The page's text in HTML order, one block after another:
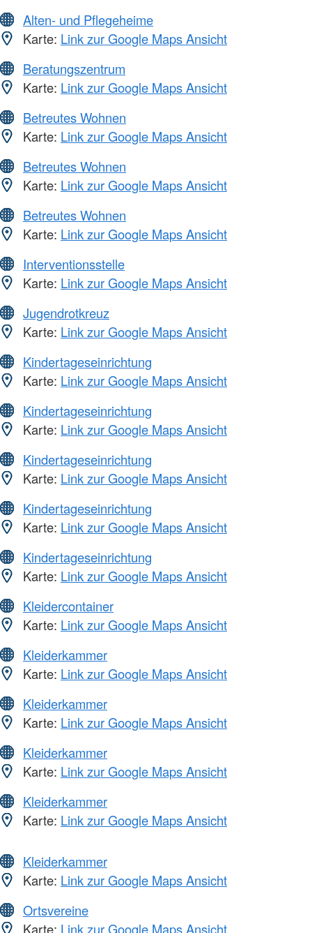
Alten- und Pflegeheime
Karte: Link zur Google Maps Ansicht
Beratungszentrum
Karte: Link zur Google Maps Ansicht
Betreutes Wohnen
Karte: Link zur Google Maps Ansicht
Betreutes Wohnen
Karte: Link zur Google Maps Ansicht
Betreutes Wohnen
Karte: Link zur Google Maps Ansicht
Interventionsstelle
Karte: Link zur Google Maps Ansicht
Jugendrotkreuz
Karte: Link zur Google Maps Ansicht
Kindertageseinrichtung
Karte: Link zur Google Maps Ansicht
Kindertageseinrichtung
Karte: Link zur Google Maps Ansicht
Kindertageseinrichtung
Karte: Link zur Google Maps Ansicht
Kindertageseinrichtung
Karte: Link zur Google Maps Ansicht
Kindertageseinrichtung
Karte: Link zur Google Maps Ansicht
Kleidercontainer
Karte: Link zur Google Maps Ansicht
Kleiderkammer
Karte: Link zur Google Maps Ansicht
Kleiderkammer
Karte: Link zur Google Maps Ansicht
Kleiderkammer
Karte: Link zur Google Maps Ansicht
Kleiderkammer
Karte: Link zur Google Maps Ansicht
Kleiderkammer
Karte: Link zur Google Maps Ansicht
Ortsvereine
Karte: Link zur Google Maps Ansicht